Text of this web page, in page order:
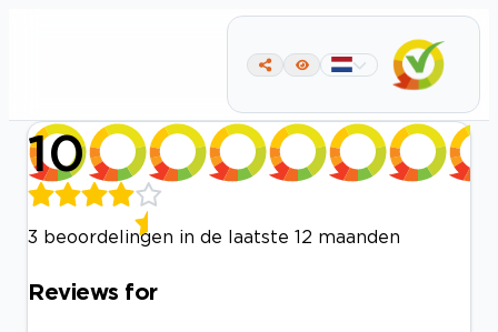
10
3 beoordelingen in de laatste 12 maanden
Reviews for